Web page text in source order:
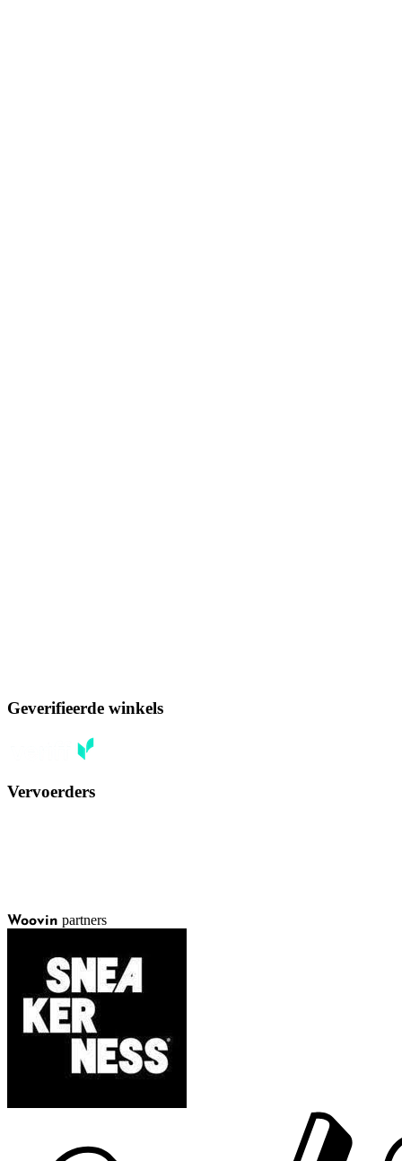
Geverifieerde winkels
Vervoerders
Woovin partners